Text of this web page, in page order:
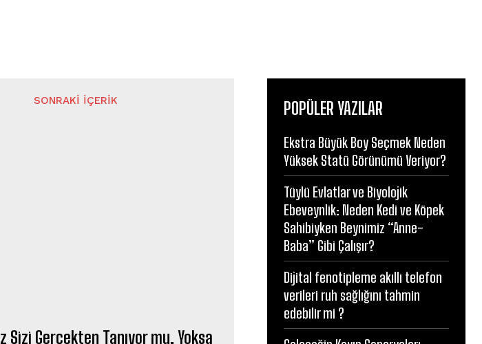
SONRAKI İÇERIK
Sizi Gerçekten Tanıyor mu, Yoksa
POPÜLER YAZILAR
Ekstra Büyük Boy Seçmek Neden
Yüksek Statü Görünümü Veriyor?
Tüylü Evlatlar ve Biyolojik
Ebeveynlik: Neden Kedi ve Köpek
Sahibiyken Beynimiz “Anne-
Baba” Gibi Çalışır?
Dijital fenotipleme akıllı telefon
verileri ruh sağlığını tahmin
edebilir mi ?